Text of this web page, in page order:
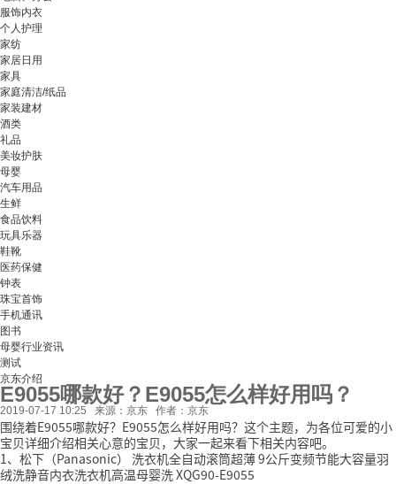
服饰内衣
个人护理
家纺
家居日用
家具
家庭清洁/纸品
家装建材
酒类
礼品
美妆护肤
母婴
汽车用品
生鲜
食品饮料
玩具乐器
鞋靴
医药保健
钟表
珠宝首饰
手机通讯
图书
母婴行业资讯
测试
京东介绍
E9055哪款好？E9055怎么样好用吗？
2019-07-17 10:25 来源：京东 作者：京东
围绕着E9055哪款好？E9055怎么样好用吗？这个主题，为各位可爱的小
宝贝详细介绍相关心意的宝贝，大家一起来看下相关内容吧。
1、松下（Panasonic） 洗衣机全自动滚筒超薄 9公斤变频节能大容量羽
绒洗静音内衣洗衣机高温母婴洗 XQG90-E9055